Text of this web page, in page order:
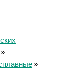
»
»